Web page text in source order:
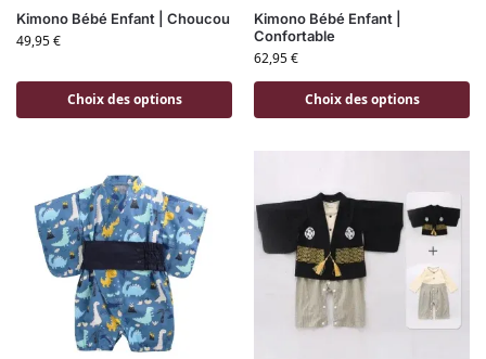
Kimono Bébé Enfant | Choucou
49,95€
Choix des options
Kimono Bébé Enfant |
Confortable
62,95€
Choix des options